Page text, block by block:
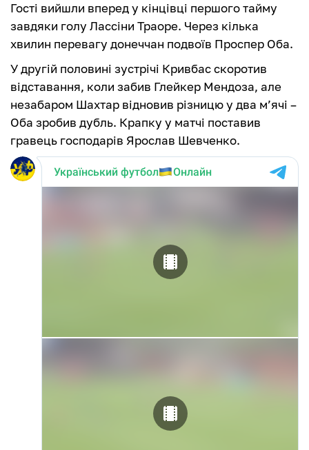
Гості вийшли вперед у кінцівці першого тайму
завдяки голу Лассіни Траоре. Через кілька
хвилин перевагу донеччан подвоїв Проспер Оба.
У другій половині зустрічі Кривбас скоротив
відставання, коли забив Глейкер Мендоза, але
незабаром Шахтар відновив різницю у два м’ячі –
Оба зробив дубль. Крапку у матчі поставив
гравець господарів Ярослав Шевченко.